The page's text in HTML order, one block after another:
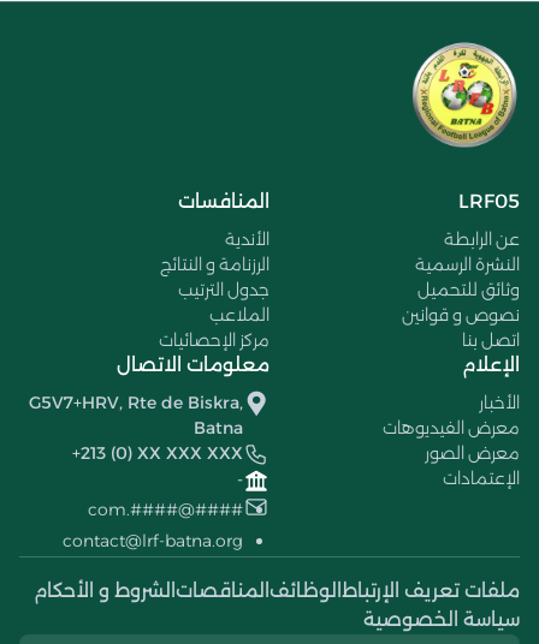
LRF05
عن الرابطة
النشرة الرسمية
وثائق للتحميل
نصوص و قوانين
اتصل بنا
المنافسات
الأندية
الرزنامة و النتائج
جدول الترتيب
الملاعب
مركز الإحصائيات
الإعلام
الأخبار
معرض الفيديوهات
معرض الصور
الإعتمادات
معلومات الاتصال
G5V7+HRV, Rte de Biskra,
Batna
+213 (0) XX XXX XXX
-
####@####.com
contact@lrf-batna.org
ملفات تعريف الإرتباط الوظائف المناقصات الشروط و الأحكام
سياسة الخصوصية